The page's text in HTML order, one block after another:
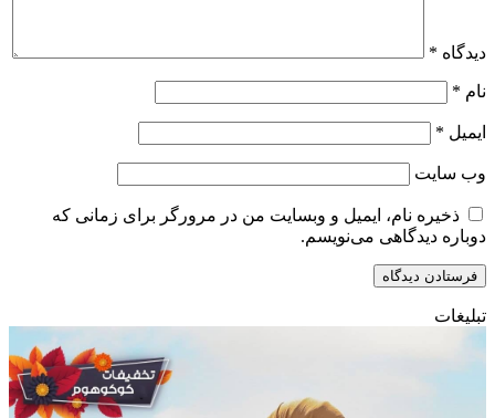
دیدگاه *
نام *
ایمیل *
وب‌ سایت
ذخیره نام، ایمیل و وبسایت من در مرورگر برای زمانی که
دوباره دیدگاهی می‌نویسم.
تبلیغات